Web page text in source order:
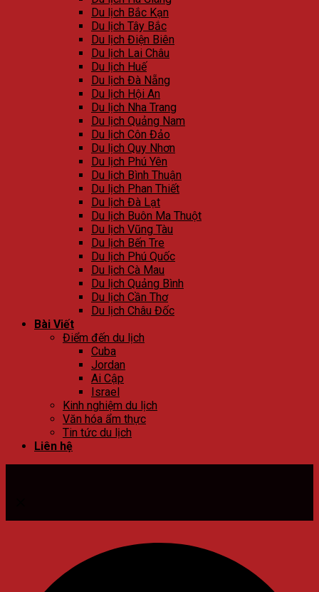
Du lịch Bắc Kạn
Du lịch Tây Bắc
Du lịch Điện Biên
Du lịch Lai Châu
Du lịch Huế
Du lịch Đà Nẵng
Du lịch Hội An
Du lịch Nha Trang
Du lịch Quảng Nam
Du lịch Côn Đảo
Du lịch Quy Nhơn
Du lịch Phú Yên
Du lịch Bình Thuận
Du lịch Phan Thiết
Du lịch Đà Lạt
Du lịch Buôn Ma Thuột
Du lịch Vũng Tàu
Du lịch Bến Tre
Du lịch Phú Quốc
Du lịch Cà Mau
Du lịch Quảng Bình
Du lịch Cần Thơ
Du lịch Châu Đốc
Bài Viết
Điểm đến du lịch
Cuba
Jordan
Ai Cập
Israel
Kinh nghiệm du lịch
Văn hóa ẩm thực
Tin tức du lịch
Liên hệ